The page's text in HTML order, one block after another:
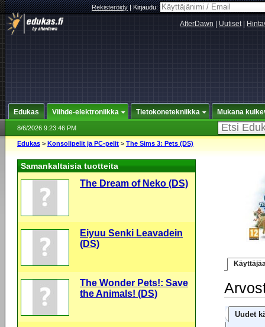
Rekisteröidy|Kirjaudu:
AfterDawn Uutiset|
Edukas Viihde-elektroniikka Tietokonetekniikka Mukana
8/6/2026 9:23:46 PM
Edukas > Konsolipelit ja PC-pelit > The Sims 3: Pets (DS)
Uudet
Samankaltaisia tuotteita
The Dream of Neko (DS)
Eiyuu Senki Leavadein
(DS)
The Wonder Pets!: Save
the Animals! (DS)